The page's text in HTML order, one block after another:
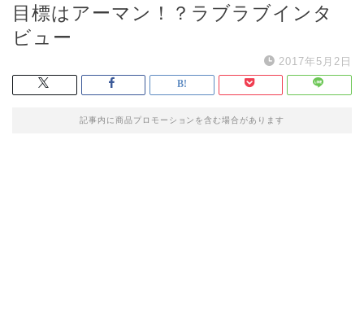
目標はアーマン！？ラブラブインタ
ビュー
2017年5月2日
記事内に商品プロモーションを含む場合があります